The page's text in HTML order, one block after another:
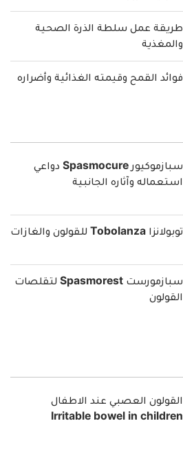
طريقة عمل سلطة الذرة الصحية
والمغذية
فوائد القمح وقيمته الغذائية وأضراره
سبازموكيور Spasmocure دواعي
استعماله وآثاره الجانبية
توبولانزا Tobolanza للقولون والغازات
سبازمورست Spasmorest لتقلصات
القولون
القولون العصبي عند الاطفال
Irritable bowel in children